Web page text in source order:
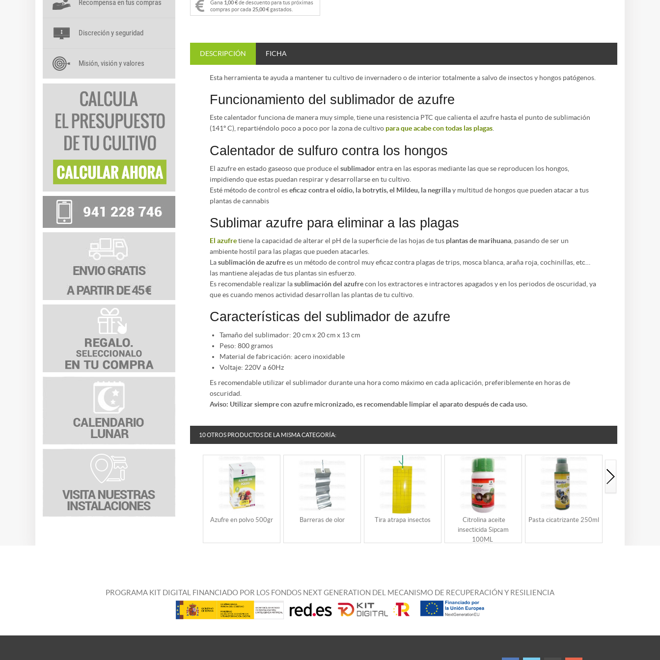
Recompensa en tus compras
Discreción y seguridad
Misión, visión y valores
Gana 1,00 €de descuento para tus próximas
compras por cada 25,00 €gastados.
DESCRIPCIÓN FICHA
Esta herramienta te ayuda a mantener tu cultivo de invernadero o de interior totalmente a salvo de insectos y hongos patógenos.
Funcionamiento del sublimador de azufre
Este calentador funciona de manera muy simple, tiene una resistencia PTC que calienta el azufre hasta el punto de sublimación
(141º C), repartiéndolo poco a poco por la zona de cultivo para que acabe con todas las plagas.
Calentador de sulfuro contra los hongos
El azufre en estado gaseoso que produce el sublimadorentra en las esporas mediante las que se reproducen los hongos,
impidiendo que estas puedan respirar y desarrollarse en tu cultivo.
Esté método de control eseficaz contra el oídio, la botrytis, el Mildeu, la negrillay multitud de hongos que pueden atacar a tus
plantas de cannabis
Sublimar azufre para eliminar a las plagas
El azufretiene la capacidad de alterar el pH de la superficie de las hojas de tus plantas de marihuana , pasando de ser un
ambiente hostil para las plagas que pueden atacarles.
Lasublimación de azufrees un método de control muy eficaz contra plagas de trips, mosca blanca, araña roja, cochinillas, etc…
las mantiene alejadas de tus plantas sin esfuerzo.
Es recomendable realizar lasublimación del azufrecon los extractores e intractores apagados y en los periodos de oscuridad, ya
que es cuando menos actividad desarrollan las plantas de tu cultivo.
Características del sublimador de azufre
Tamaño del sublimador: 20 cm x 20 cm x 13 cm
Peso: 800 gramos
Material de fabricación: acero inoxidable
Voltaje: 220V a 60Hz
Es recomendable utilizar el sublimador durante una hora como máximo en cada aplicación, preferiblemente en horas de
oscuridad.
Aviso: Utilizar siempre con azufre micronizado, es recomendable limpiar el aparato después de cada uso.
10 OTROS PRODUCTOS DE LA MISMA CATEGORÍA:
Azufre en polvo 500gr Barreras de olor Tira atrapa insectos
Citrolina aceite
insecticida Sipcam
100ML
Pasta cicatrizante 250ml
PROGRAMA KIT DIGITAL FINANCIADO POR LOS FONDOS NEXT GENERATION DEL MECANISMO DE RECUPERACIÓN Y RESILIENCIA